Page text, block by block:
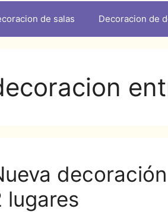
de salas Decoracion de
lugares